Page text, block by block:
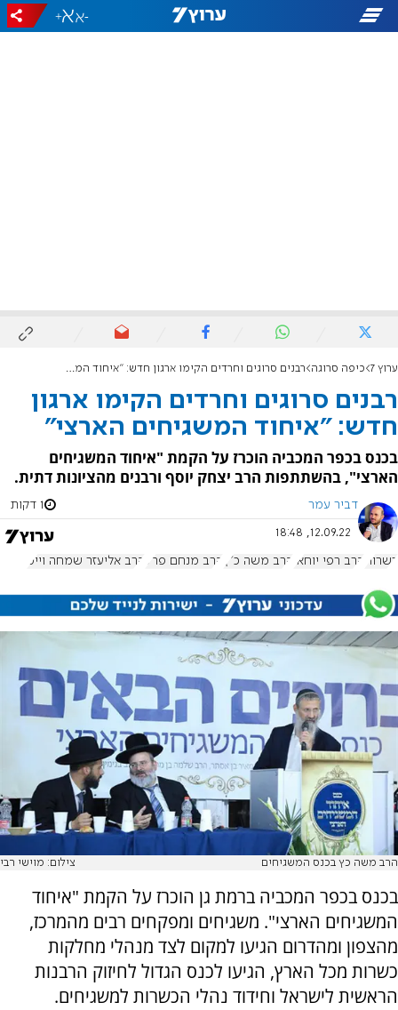
-
+
ערוץ 7 כיפה סרוגה רבנים סרוגים וחרדים הקימו ארגון חדש: "איחוד המשגיחים הארצי"
רבנים סרוגים וחרדים הקימו ארגון
חדש: "איחוד המשגיחים הארצי"
בכנס בכפר המכביה הוכרז על הקמת "איחוד המשגיחים
הארצי", בהשתתפות הרב יצחק יוסף ורבנים מהציונות דתית.
דביר עמר 1 דקות
12.09.22, 18:48
כשרות הרב רפי יוחאי הרב משה כ"ץ הרב מנחם פרל הרב אליעזר שמחה וייס
הרב משה כץ בכנס המשגיחים צילום: מוישי רבי
בכנס בכפר המכביה ברמת גן הוכרז על הקמת "איחוד
המשגיחים הארצי". משגיחים ומפקחים רבים מהמרכז,
מהצפון ומהדרום הגיעו למקום לצד מנהלי מחלקות
כשרות מכל הארץ, הגיעו לכנס הגדול לחיזוק הרבנות
הראשית לישראל וחידוד נהלי הכשרות למשגיחים.